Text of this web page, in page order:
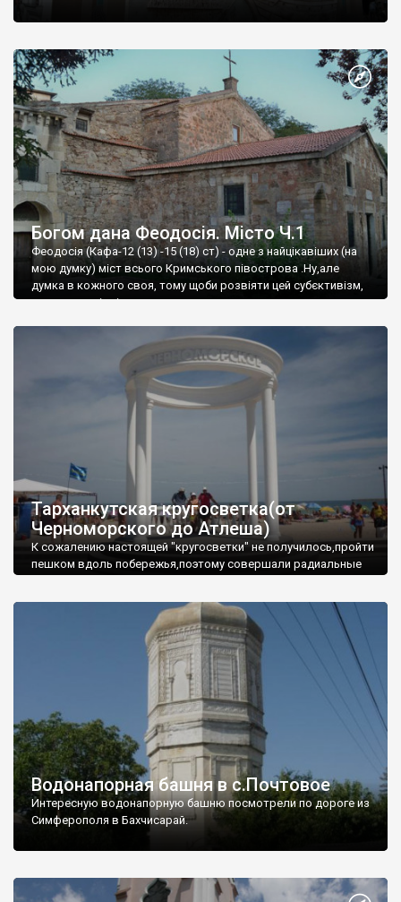
Богом дана Феодосія. Місто Ч.1
Феодосія (Кафа-12 (13) -15 (18) ст) - одне з найцікавіших (на
мою думку) міст всього Кримського півострова .Ну,але
думка в кожного своя, тому щоби розвіяти цей субєктивізм,
запрошую відвідати це
Тарханкутская кругосветка(от
Черноморского до Атлеша)
К сожалению настоящей "кругосветки" не получилось,пройти
пешком вдоль побережья,поэтому совершали радиальные
Водонапорная башня в с.Почтовое
Интересную водонапорную башню посмотрели по дороге из
Симферополя в Бахчисарай.